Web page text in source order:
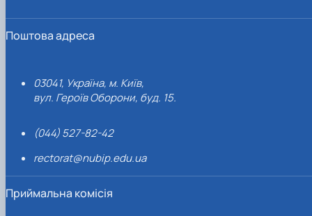
Поштова адреса
03041, Україна, м. Київ,
вул. Героїв Оборони, буд. 15.
(044) 527-82-42
rectorat@nubip.edu.ua
Приймальна комісія